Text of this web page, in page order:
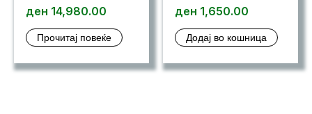
ден 14,980.00
Прочитај повеќе
ден 1,650.00
Додај во кошница